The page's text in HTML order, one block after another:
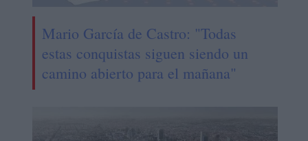
Mario García de Castro: "Todas
estas conquistas siguen siendo un
camino abierto para el mañana"